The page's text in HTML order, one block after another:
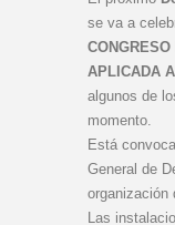
se va a
APLICADA
algunos de
momento.
Está
General de
organización
Las